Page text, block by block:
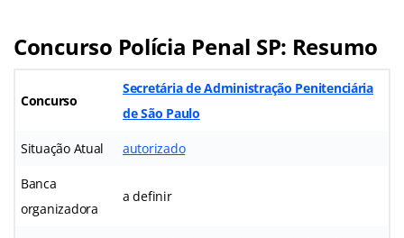
Concurso Polícia Penal SP: Resumo
Concurso
Secretária de Administração Penitenciária
de São Paulo
Situação Atual autorizado
Banca
organizadora
a definir